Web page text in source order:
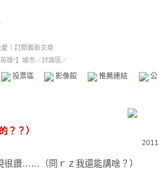
訂閱最新文章
雄*】城市／討論區／
投票區 影像館 推薦連結 公
？？）
很讚……（冏ｒｚ我還能講啥？）